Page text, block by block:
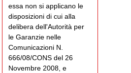
essa non si applicano le
disposizioni di cui alla
delibera dell'Autorità per
le Garanzie nelle
Comunicazioni N.
666/08/CONS del 26
Novembre 2008, e